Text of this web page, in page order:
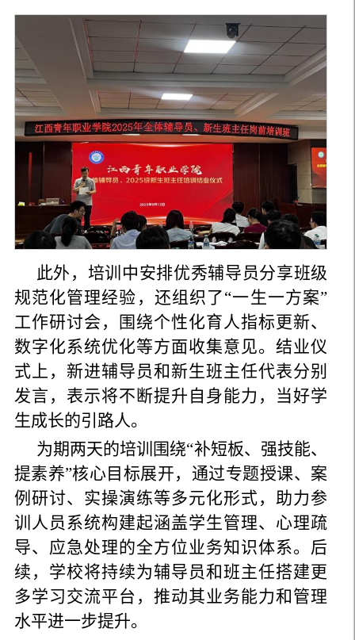
此外，培训中安排优秀辅导员分享班级
规范化管理经验，还组织了“一生一方案”
工作研讨会，围绕个性化育人指标更新、
数字化系统优化等方面收集意见。结业仪
式上，新进辅导员和新生班主任代表分别
发言，表示将不断提升自身能力，当好学
生成长的引路人。
为期两天的培训围绕“补短板、强技能、
提素养”核心目标展开，通过专题授课、案
例研讨、实操演练等多元化形式，助力参
训人员系统构建起涵盖学生管理、心理疏
导、应急处理的全方位业务知识体系。后
续，学校将持续为辅导员和班主任搭建更
多学习交流平台，推动其业务能力和管理
水平进一步提升。